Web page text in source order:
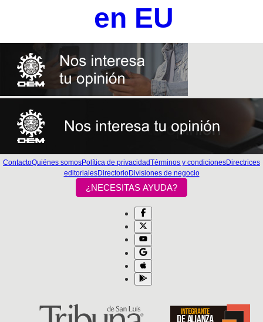
en EU
ContactoQuiénes somosPolítica de privacidadTérminos y condicionesDirectrices
editorialesDirectorioDivisiones de negocio
¿NECESITAS AYUDA?